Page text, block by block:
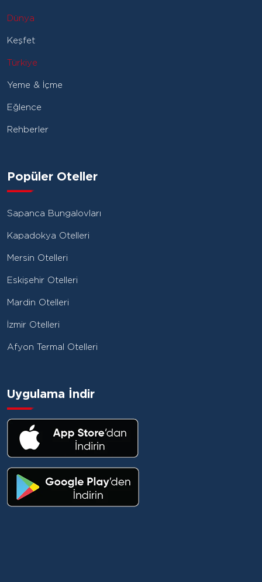
Dünya
Keşfet
Türkiye
Yeme & İçme
Eğlence
Rehberler
Popüler Oteller
Sapanca Bungalovları
Kapadokya Otelleri
Mersin Otelleri
Eskişehir Otelleri
Mardin Otelleri
İzmir Otelleri
Afyon Termal Otelleri
Uygulama İndir